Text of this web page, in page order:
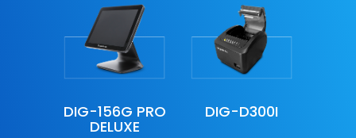
DIG-156G PRO
DELUXE
DIG-D300I